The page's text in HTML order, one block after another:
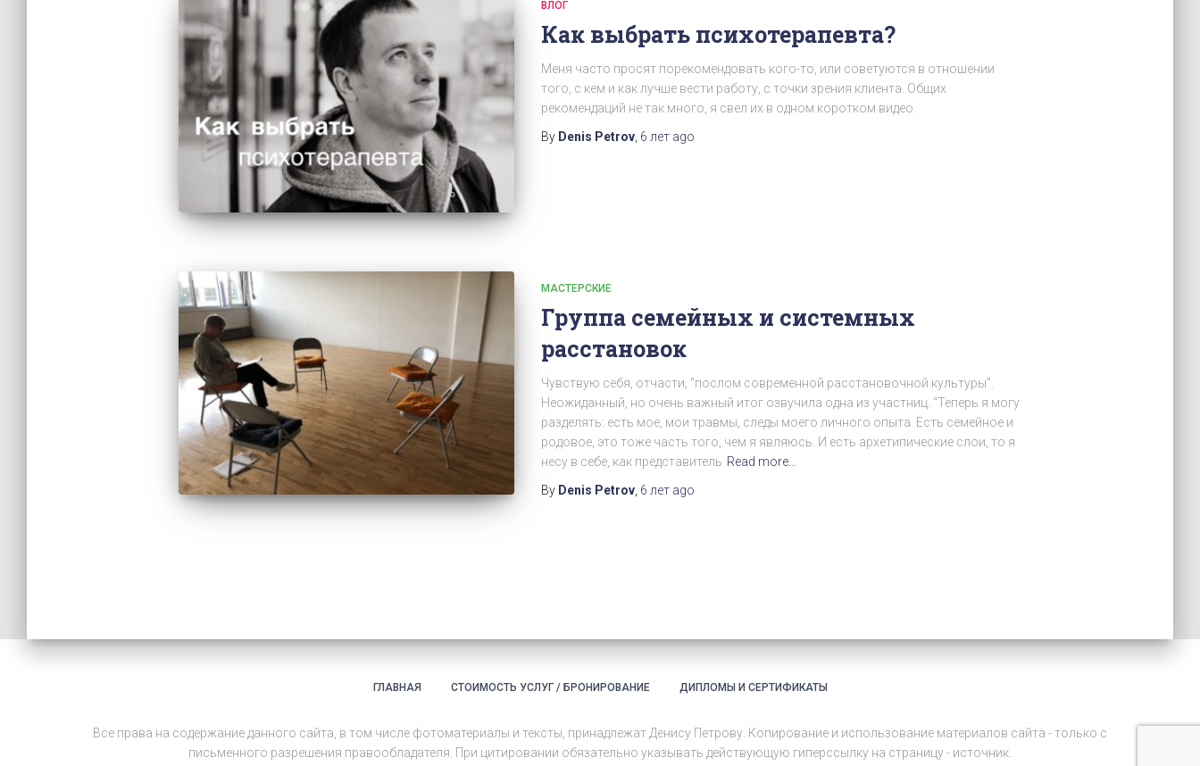
ВЛОГ
Как выбрать психотерапевта?
Меня часто просят порекомендовать кого-то, или советуются в отношении
того, с кем и как лучше вести работу, с точки зрения клиента. Общих
рекомендаций не так много, я свел их в одном коротком видео.
By Denis Petrov, 6 летago
МАСТЕРСКИЕ
Группа семейных и системных
расстановок
Чувствую себя, отчасти, “послом современной расстановочной культуры”.
Неожиданный, но очень важный итог озвучила одна из участниц. “Теперь я могу
разделять: есть мое, мои травмы, следы моего личного опыта. Есть семейное и
родовое, это тоже часть того, чем я являюсь. И есть архетипические слои, то я
несу в себе, как представитель Read more…
By Denis Petrov, 6 летago
ГЛАВНАЯ СТОИМОСТЬ УСЛУГ / БРОНИРОВАНИЕ ДИПЛОМЫ И СЕРТИФИКАТЫ
Все права на содержание данного сайта, в том числе фотоматериалы и тексты, принадлежат Денису Петрову. Копирование и использование материалов сайта - только с
письменного разрешения правообладателя. При цитировании обязательно указывать действующую гиперссылку на страницу - источник.